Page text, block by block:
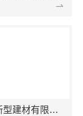
云南至高新型建材有限公司